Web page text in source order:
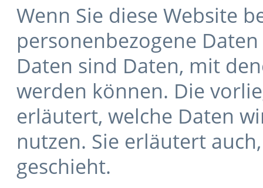
Wenn Sie diese Website
personenbezogene
Daten sind Daten, mit
werden können. Die
erläutert, welche Daten
nutzen. Sie erläutert
geschieht.